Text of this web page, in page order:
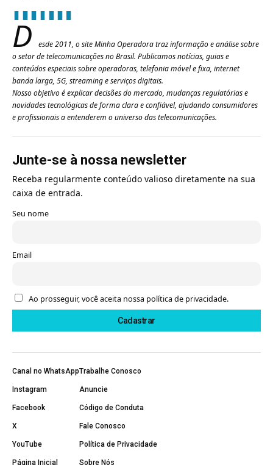
D
esde 2011, o site Minha Operadora traz informação e análise sobre
o setor de telecomunicações no Brasil. Publicamos notícias, guias e
conteúdos especiais sobre operadoras, telefonia móvel e fixa, internet
banda larga, 5G, streaming e serviços digitais.
Nosso objetivo é explicar decisões do mercado, mudanças regulatórias e
novidades tecnológicas de forma clara e confiável, ajudando consumidores
e profissionais a entenderem o universo das telecomunicações.
Junte-se à nossa newsletter
Receba regularmente conteúdo valioso diretamente na sua
caixa de entrada.
Seu nome
Email
Ao prosseguir, você aceita nossa política de privacidade.
Canal no WhatsApp
Instagram
Facebook
X
YouTube
Página Inicial
Trabalhe Conosco
Anuncie
Código de Conduta
Fale Conosco
Política de Privacidade
Sobre Nós